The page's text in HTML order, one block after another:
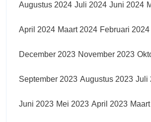
Augustus 2024 Juli 2024 Juni 2024
April 2024 Maart 2024 Februari 2024
December 2023 November 2023
September 2023 Augustus 2023 Juli
Juni 2023 Mei 2023 April 2023